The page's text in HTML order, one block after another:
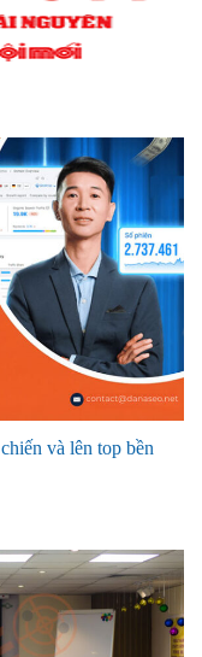
và lên top bền